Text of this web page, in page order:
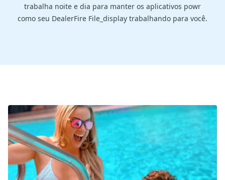
trabalha noite e dia para manter os aplicativos powr
como seu DealerFire File_display trabalhando para você.